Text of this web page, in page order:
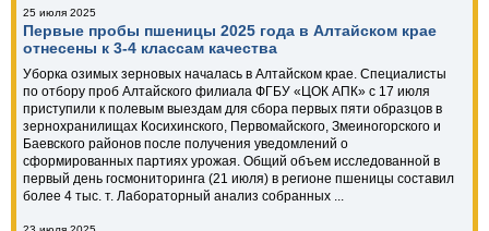
25 июля 2025
Первые пробы пшеницы 2025 года в Алтайском крае
отнесены к 3-4 классам качества
Уборка озимых зерновых началась в Алтайском крае. Специалисты
по отбору проб Алтайского филиала ФГБУ «ЦОК АПК» с 17 июля
приступили к полевым выездам для сбора первых пяти образцов в
зернохранилищах Косихинского, Первомайского, Змеиногорского и
Баевского районов после получения уведомлений о
сформированных партиях урожая. Общий объем исследованной в
первый день госмониторинга (21 июля) в регионе пшеницы составил
более 4 тыс. т. Лабораторный анализ собранных ...